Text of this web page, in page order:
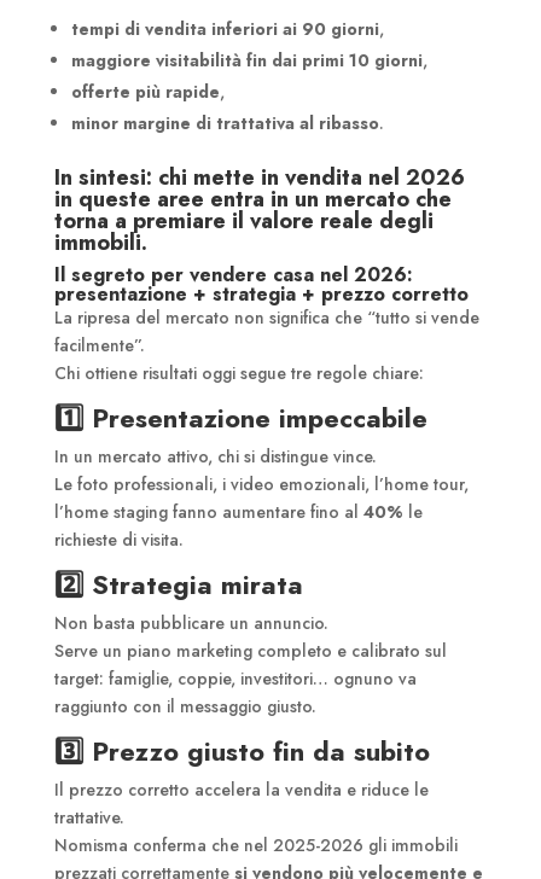
tempi di vendita inferiori ai 90 giorni,
maggiore visitabilità fin dai primi 10 giorni,
offerte più rapide,
minor margine di trattativa al ribasso.
In sintesi: chi mette in vendita nel 2026
in queste aree entra in un mercato che
torna a premiare il valore reale degli
immobili.
Il segreto per vendere casa nel 2026:
presentazione + strategia + prezzo corretto
La ripresa del mercato non significa che “tutto si vende
facilmente”.
Chi ottiene risultati oggi segue tre regole chiare:
1️⃣ Presentazione impeccabile
In un mercato attivo, chi si distingue vince.
Le foto professionali, i video emozionali, l’home tour,
l’home staging fanno aumentare fino al 40% le
richieste di visita.
2️⃣ Strategia mirata
Non basta pubblicare un annuncio.
Serve un piano marketing completo e calibrato sul
target: famiglie, coppie, investitori… ognuno va
raggiunto con il messaggio giusto.
3️⃣ Prezzo giusto fin da subito
Il prezzo corretto accelera la vendita e riduce le
trattative.
Nomisma conferma che nel 2025-2026 gli immobili
prezzati correttamente si vendono più velocemente e